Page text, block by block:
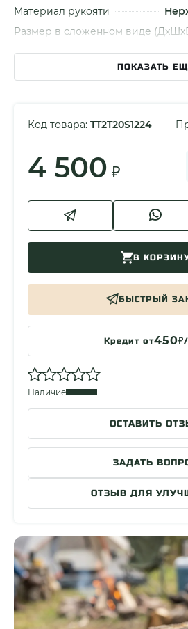
Материал рукояти
Размер в сложенном виде
Материал инструментов
Тип
Цвет
Страна разработки
Гарантия производителя
ПОКАЗАТЬ
Код товара: TT2T20S1224
4 500 ₽
В
БЫСТРЫЙ
Кредит от450
Наличие
ОСТАВИТЬ
ЗАДАТЬ
ОТЗЫВ ДЛЯ